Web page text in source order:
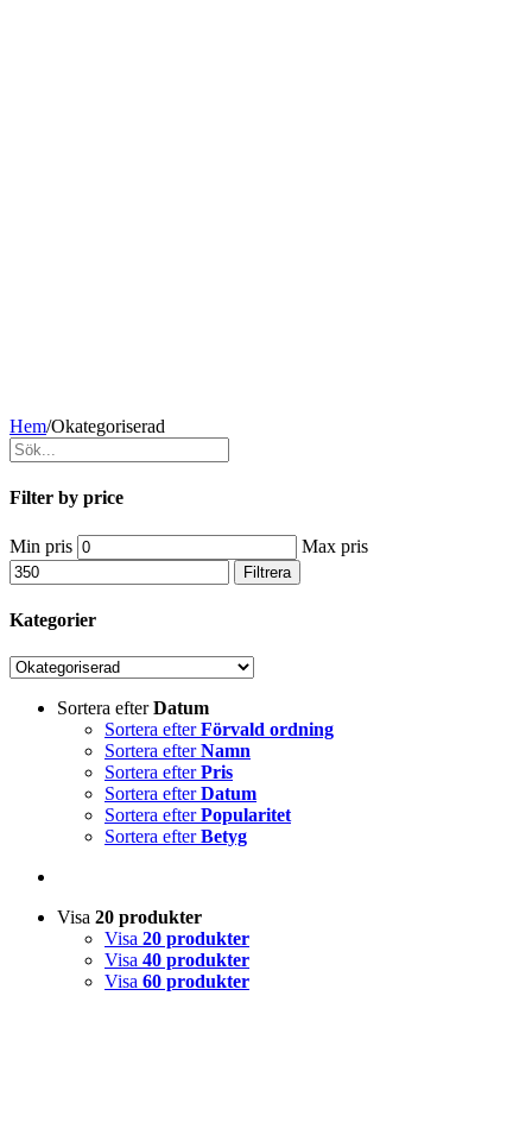
Hem/Okategoriserad
Filter by price
Min pris Max pris
Filtrera
Kategorier
Sortera efterDatum
Sortera efterFörvald ordning
Sortera efterNamn
Sortera efterPris
Sortera efterDatum
Sortera efterPopularitet
Sortera efterBetyg
Visa 20 produkter
Visa 20 produkter
Visa 40 produkter
Visa 60 produkter